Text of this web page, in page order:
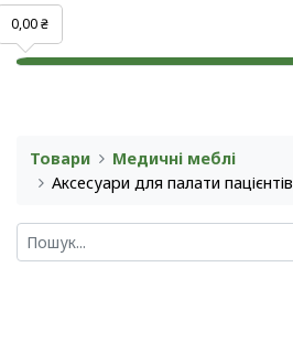
0,00 ₴
Товари
Медичні меблі
Аксесуари для палати пацієнтів